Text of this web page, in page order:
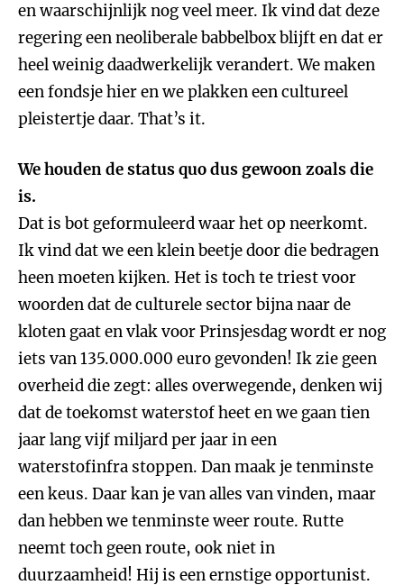
en waarschijnlijk nog veel meer. Ik vind dat deze
regering een neoliberale babbelbox blijft en dat er
heel weinig daadwerkelijk verandert. We maken
een fondsje hier en we plakken een cultureel
pleistertje daar. That’s it.
We houden de status quo dus gewoon zoals die
is.
Dat is bot geformuleerd waar het op neerkomt.
Ik vind dat we een klein beetje door die bedragen
heen moeten kijken. Het is toch te triest voor
woorden dat de culturele sector bijna naar de
kloten gaat en vlak voor Prinsjesdag wordt er nog
iets van 135.000.000 euro gevonden! Ik zie geen
overheid die zegt: alles overwegende, denken wij
dat de toekomst waterstof heet en we gaan tien
jaar lang vijf miljard per jaar in een
waterstofinfra stoppen. Dan maak je tenminste
een keus. Daar kan je van alles van vinden, maar
dan hebben we tenminste weer route. Rutte
neemt toch geen route, ook niet in
duurzaamheid! Hij is een ernstige opportunist.